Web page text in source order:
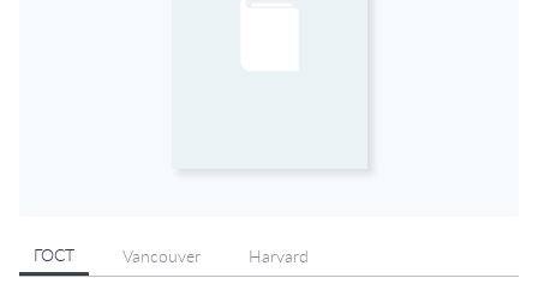
ГОСТ Vancouver Harvard